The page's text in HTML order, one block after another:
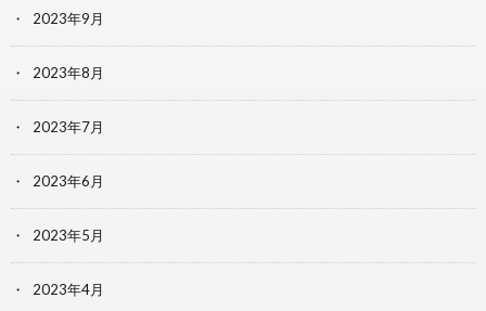
2023年9月
2023年8月
2023年7月
2023年6月
2023年5月
2023年4月